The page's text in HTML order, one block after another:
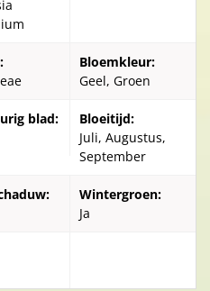
Bloemkleur:
Geel, Groen
blad:
Bloeitijd:
Juli, Augustus,
September
Wintergroen:
Ja